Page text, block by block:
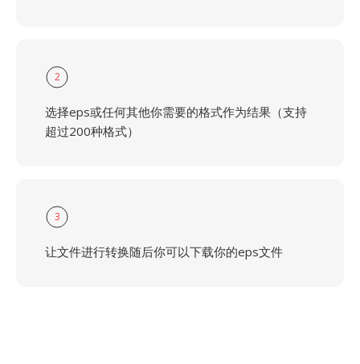
2
选择eps或任何其他你需要的格式作为结果（支持
超过200种格式）
3
让文件进行转换随后你可以下载你的eps文件